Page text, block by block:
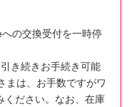
の交換受付を一時停
き続きお手続き可能
まは、お手数ですがワ
ください。なお、在庫